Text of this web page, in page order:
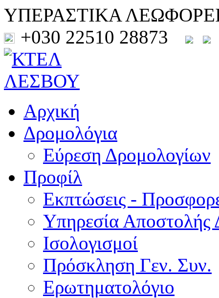
ΥΠΕΡΑΣΤΙΚΑ
+030 22510 28873
Αρχική
Δρομολόγια
Εύρεση Δρομολογίων
Προφίλ
Εκπτώσεις -
Υπηρεσία Αποστολής
Ισολογισμοί
Πρόσκληση Γεν. Συν.
Ερωτηματολόγιο